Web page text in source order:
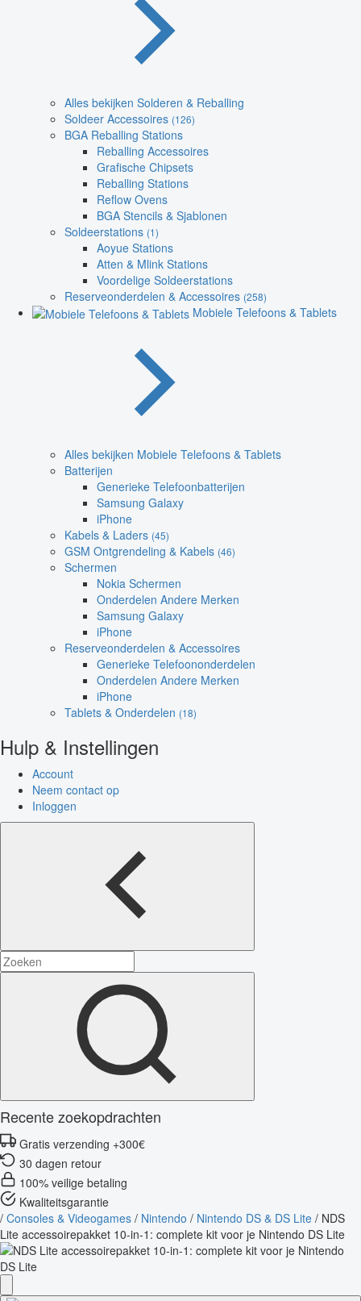
Alles bekijken Solderen & Reballing
Soldeer Accessoires (126)
BGA Reballing Stations
Reballing Accessoires
Grafische Chipsets
Reballing Stations
Reflow Ovens
BGA Stencils & Sjablonen
Soldeerstations (1)
Aoyue Stations
Atten & Mlink Stations
Voordelige Soldeerstations
Reserveonderdelen & Accessoires (258)
Mobiele Telefoons & Tablets
Alles bekijken Mobiele Telefoons & Tablets
Batterijen
Generieke Telefoonbatterijen
Samsung Galaxy
iPhone
Kabels & Laders (45)
GSM Ontgrendeling & Kabels (46)
Schermen
Nokia Schermen
Onderdelen Andere Merken
Samsung Galaxy
iPhone
Reserveonderdelen & Accessoires
Generieke Telefoononderdelen
Onderdelen Andere Merken
iPhone
Tablets & Onderdelen (18)
Hulp & Instellingen
Account
Neem contact op
Inloggen
Recente zoekopdrachten
Gratis verzending +300€
30 dagen retour
100% veilige betaling
Kwaliteitsgarantie
/ Consoles & Videogames / Nintendo / Nintendo DS & DS Lite / NDS
Lite accessoirepakket 10-in-1: complete kit voor je Nintendo DS Lite